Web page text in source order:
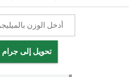
تحويل إلى جرام